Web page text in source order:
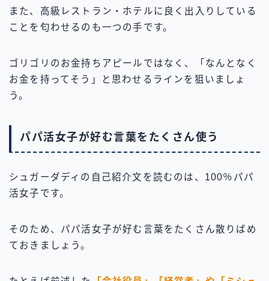
また、高級レストラン・ホテルに良く出入りしている
ことを匂わせるのも一つの手です。
ゴリゴリのお金持ちアピールではなく、「なんとなく
お金を持ってそう」と思わせるラインを狙いましょ
う。
パパ活女子が好む言葉をたくさん使う
シュガーダディの自己紹介文を読むのは、100％パパ
活女子です。
そのため、パパ活女子が好む言葉をたくさん散りばめ
ておきましょう。